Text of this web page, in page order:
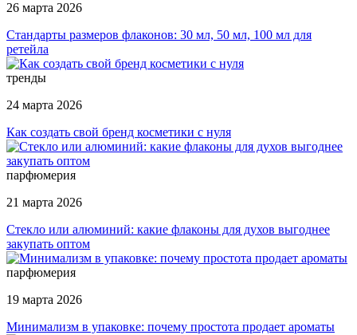
26 марта 2026
Стандарты размеров флаконов: 30 мл, 50 мл, 100 мл для
ретейла
тренды
24 марта 2026
Как создать свой бренд косметики с нуля
парфюмерия
21 марта 2026
Стекло или алюминий: какие флаконы для духов выгоднее
закупать оптом
парфюмерия
19 марта 2026
Минимализм в упаковке: почему простота продает ароматы